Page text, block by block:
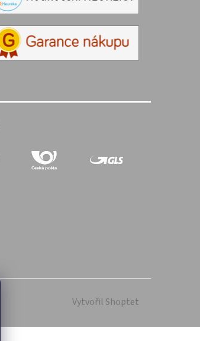
Vytvořil Shoptet